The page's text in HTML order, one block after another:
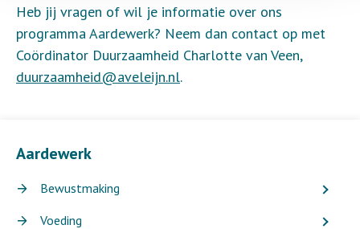
Aardewerk
Bewustmaking
Voeding
Heb jij vragen of wil je informatie over ons
programma Aardewerk? Neem dan contact op met
Coördinator Duurzaamheid Charlotte van Veen,
duurzaamheid@aveleijn.nl.